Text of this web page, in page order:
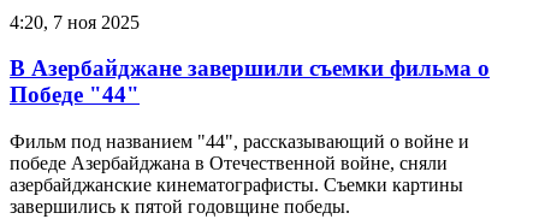
4:20, 7 ноя 2025
В Азербайджане завершили съемки фильма о
Победе "44"
Фильм под названием "44", рассказывающий о войне и
победе Азербайджана в Отечественной войне, сняли
азербайджанские кинематографисты. Съемки картины
завершились к пятой годовщине победы.